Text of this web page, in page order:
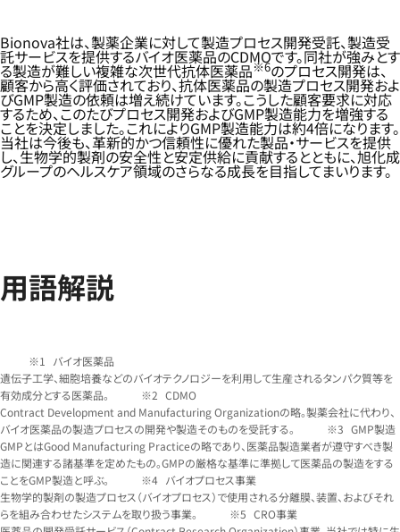
Bionova社は、製薬企業に対して製造プロセス開発受託、製造受
託サービスを提供するバイオ医薬品のCDMOです。同社が強みとす
る製造が難しい複雑な次世代抗体医薬品※6のプロセス開発は、
顧客から高く評価されており、抗体医薬品の製造プロセス開発およ
びGMP製造の依頼は増え続けています。こうした顧客要求に対応
するため、このたびプロセス開発およびGMP製造能力を増強する
ことを決定しました。これによりGMP製造能力は約4倍になります。
当社は今後も、革新的かつ信頼性に優れた製品・サービスを提供
し、生物学的製剤の安全性と安定供給に貢献するとともに、旭化成
グループのヘルスケア領域のさらなる成長を目指してまいります。
用語解説
バイオ医薬品
遺伝子工学、細胞培養などのバイオテクノロジーを利用して生産されるタンパク質等を
有効成分とする医薬品。
CDMO
Contract Development and Manufacturing Organizationの略。製薬会社に代わり、
バイオ医薬品の製造プロセスの開発や製造そのものを受託する。
GMP製造
GMPとはGood Manufacturing Practiceの略であり、医薬品製造業者が遵守すべき製
造に関連する諸基準を定めたもの。GMPの厳格な基準に準拠して医薬品の製造をする
ことをGMP製造と呼ぶ。
バイオプロセス事業
生物学的製剤の製造プロセス（バイオプロセス）で使用される分離膜、装置、およびそれ
らを組み合わせたシステムを取り扱う事業。
CRO事業